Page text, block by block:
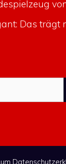
Das trägt